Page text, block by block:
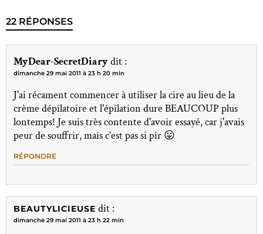
22 RÉPONSES
MyDear-SecretDiarydit :
dimanche 29 mai 2011 à 23 h 20 min
J'ai récament commencer à utiliser la cire au lieu de la
crème dépilatoire et l'épilation dure BEAUCOUP plus
lontemps! Je suis très contente d'avoir essayé, car j'avais
peur de souffrir, mais c'est pas si pir 😛
RÉPONDRE
BEAUTYLICIEUSE dit :
dimanche 29 mai 2011 à 23 h 22 min